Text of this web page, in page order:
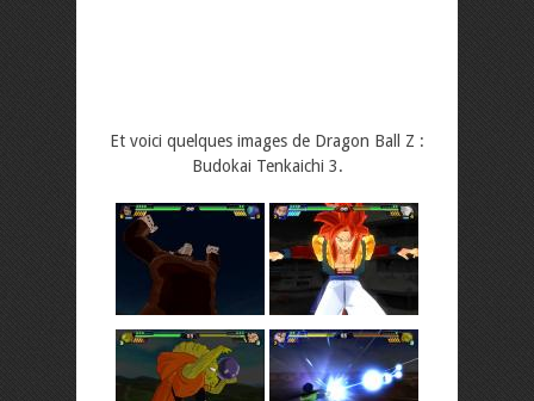
Et voici quelques images de Dragon Ball Z :
Budokai Tenkaichi 3.